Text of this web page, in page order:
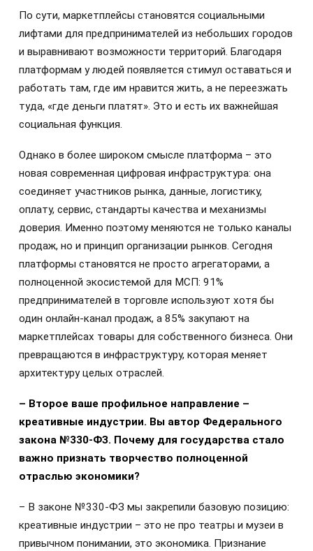
По сути, маркетплейсы становятся социальными
лифтами для предпринимателей из небольших городов
и выравнивают возможности территорий. Благодаря
платформам у людей появляется стимул оставаться и
работать там, где им нравится жить, а не переезжать
туда, «где деньги платят». Это и есть их важнейшая
социальная функция.
Однако в более широком смысле платформа – это
новая современная цифровая инфраструктура: она
соединяет участников рынка, данные, логистику,
оплату, сервис, стандарты качества и механизмы
доверия. Именно поэтому меняются не только каналы
продаж, но и принцип организации рынков. Сегодня
платформы становятся не просто агрегаторами, а
полноценной экосистемой для МСП: 91%
предпринимателей в торговле используют хотя бы
один онлайн-канал продаж, а 85% закупают на
маркетплейсах товары для собственного бизнеса. Они
превращаются в инфраструктуру, которая меняет
архитектуру целых отраслей.
– Второе ваше профильное направление –
креативные индустрии. Вы автор Федерального
закона №330-ФЗ. Почему для государства стало
важно признать творчество полноценной
отраслью экономики?
– В законе №330-ФЗ мы закрепили базовую позицию:
креативные индустрии – это не про театры и музеи в
привычном понимании, это экономика. Признание